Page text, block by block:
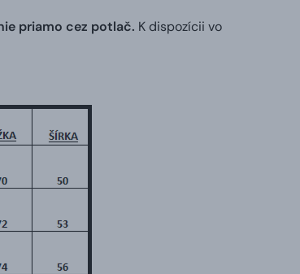
priamo cez potlač. K dispozícii vo